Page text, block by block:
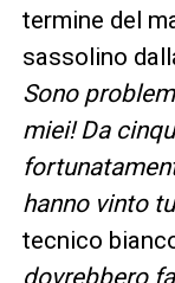
termine del
sassolino
Sono
miei! Da
hanno vinto
tecnico